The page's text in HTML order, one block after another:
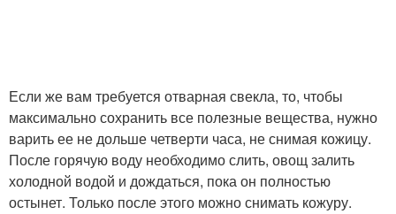
Если же вам требуется отварная свекла, то, чтобы
максимально сохранить все полезные вещества, нужно
варить ее не дольше четверти часа, не снимая кожицу.
После горячую воду необходимо слить, овощ залить
холодной водой и дождаться, пока он полностью
остынет. Только после этого можно снимать кожуру.